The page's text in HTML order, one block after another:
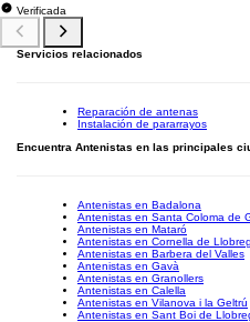
Verificada
Servicios relacionados
Reparación de antenas
Instalación de pararrayos
Encuentra Antenistas en las principales
Antenistas en Badalona
Antenistas en Santa Coloma de
Antenistas en Mataró
Antenistas en Cornella de
Antenistas en Barbera del Valles
Antenistas en Gavà
Antenistas en Granollers
Antenistas en Calella
Antenistas en Vilanova i la Geltrú
Antenistas en Sant Boi de